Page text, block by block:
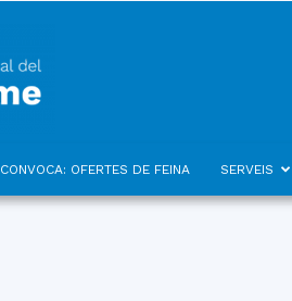
CONVOCA: OFERTES DE FEINA SERVEIS